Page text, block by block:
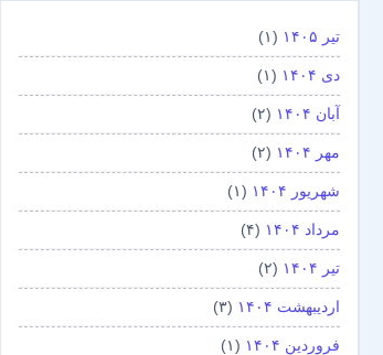
تیر ۱۴۰۵ (۱)
دی ۱۴۰۴ (۱)
آبان ۱۴۰۴ (۲)
مهر ۱۴۰۴ (۲)
شهریور ۱۴۰۴ (۱)
مرداد ۱۴۰۴ (۴)
تیر ۱۴۰۴ (۲)
اردیبهشت ۱۴۰۴ (۳)
فروردین ۱۴۰۴ (۱)